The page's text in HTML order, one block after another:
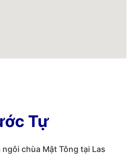
Tự
ngôi chùa Mật Tông tại Las